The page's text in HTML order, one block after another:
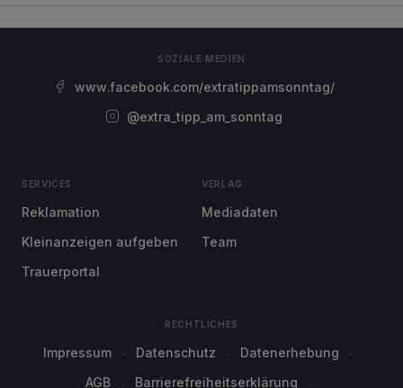
SOZIALE MEDIEN
www.facebook.com/extratippamsonntag/
@extra_tipp_am_sonntag
SERVICES
Reklamation
Kleinanzeigen aufgeben
Trauerportal
VERLAG
Mediadaten
Team
RECHTLICHES
Impressum Datenschutz
Datenerhebung
AGB
Barrierefreiheitserklärung